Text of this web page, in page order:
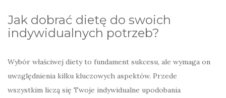
Jak dobrać dietę do swoich
indywidualnych potrzeb?
Wybór właściwej diety to fundament sukcesu, ale wymaga on
uwzględnienia kilku kluczowych aspektów. Przede
wszystkim liczą się Twoje indywidualne upodobania